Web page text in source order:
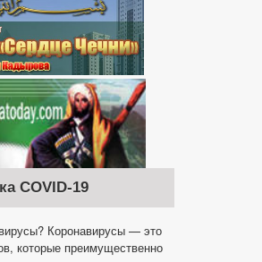
COVID-19
Коронавирусы — это
которые преимущественно